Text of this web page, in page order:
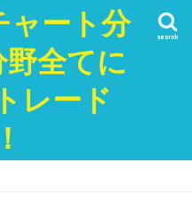
ート分
全てに
レード
search